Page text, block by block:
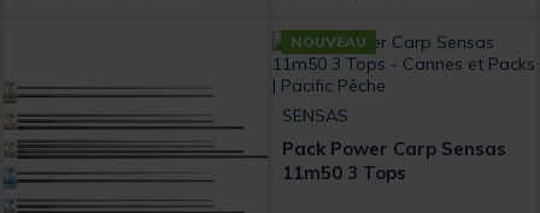
NOUVEAU
SENSAS
Pack Power Carp Sensas
11m50 3 Tops